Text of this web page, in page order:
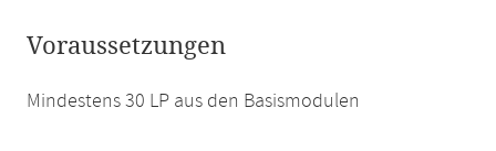
Voraussetzungen
Mindestens 30 LP aus den Basismodulen